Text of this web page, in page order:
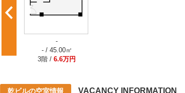
-
- / 45.00㎡
3階 / 6.6万円
乾ビルの空室情報 VACANCY INFORMATION